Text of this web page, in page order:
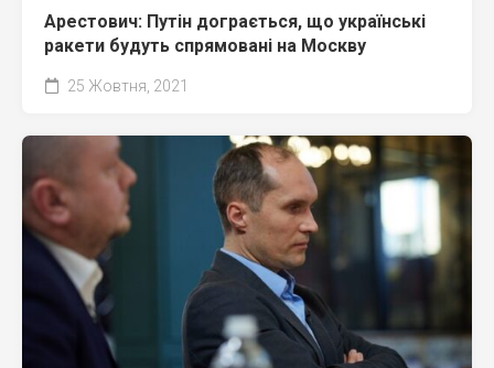
Арестович: Путін дограється, що українські
ракети будуть спрямовані на Москву
25 Жовтня, 2021